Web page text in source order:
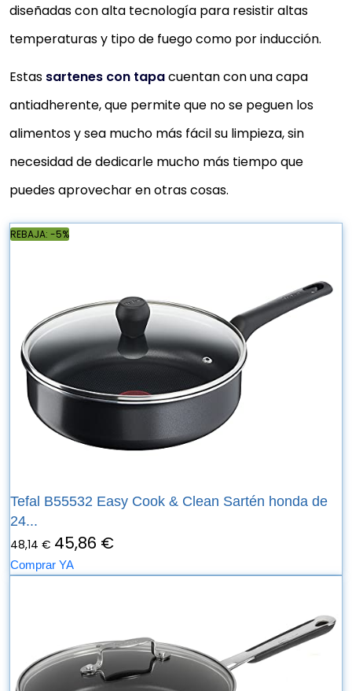
diseñadas con alta tecnología para resistir altas
temperaturas y tipo de fuego como por inducción.
Estas sartenes con tapacuentan con una capa
antiadherente, que permite que no se peguen los
alimentos y sea mucho más fácil su limpieza, sin
necesidad de dedicarle mucho más tiempo que
puedes aprovechar en otras cosas.
REBAJA: -5%
Tefal B55532 Easy Cook & Clean Sartén honda de
24...
48,14 € 45,86 €
Comprar YA